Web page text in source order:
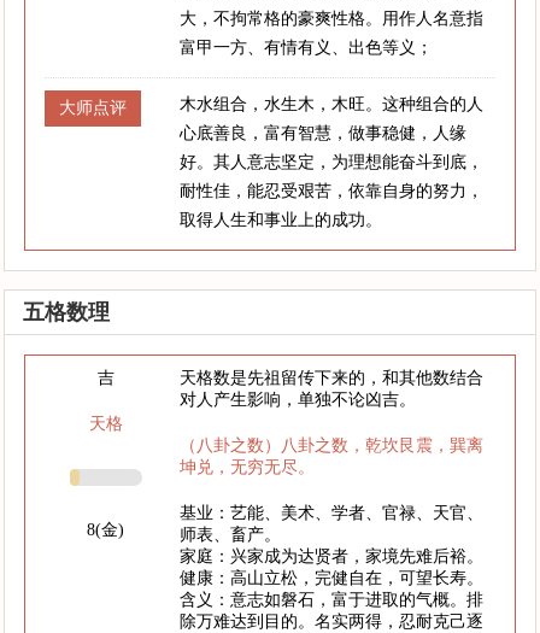
大，不拘常格的豪爽性格。用作人名意指
富甲一方、有情有义、出色等义；
大师点评
木水组合，水生木，木旺。这种组合的人
心底善良，富有智慧，做事稳健，人缘
好。其人意志坚定，为理想能奋斗到底，
耐性佳，能忍受艰苦，依靠自身的努力，
取得人生和事业上的成功。
五格数理
吉
天格
8(金)
天格数是先祖留传下来的，和其他数结合
对人产生影响，单独不论凶吉。
（八卦之数）八卦之数，乾坎艮震，巽离
坤兑，无穷无尽。
基业：艺能、美术、学者、官禄、天官、
师表、畜产。
家庭：兴家成为达贤者，家境先难后裕。
健康：高山立松，完健自在，可望长寿。
含义：意志如磐石，富于进取的气概。排
除万难达到目的。名实两得，忍耐克己逐